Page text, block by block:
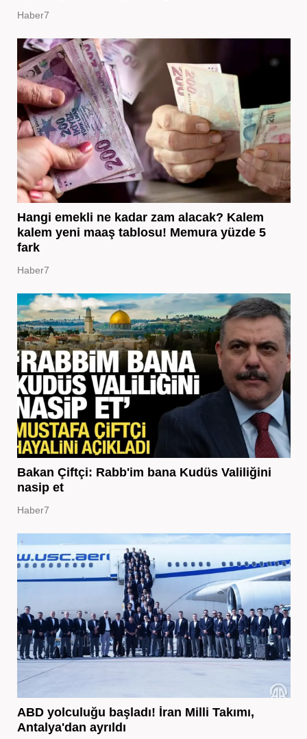
Haber7
Hangi emekli ne kadar zam alacak? Kalem
kalem yeni maaş tablosu! Memura yüzde 5
fark
Haber7
Bakan Çiftçi: Rabb'im bana Kudüs Valiliğini
nasip et
Haber7
ABD yolculuğu başladı! İran Milli Takımı,
Antalya'dan ayrıldı